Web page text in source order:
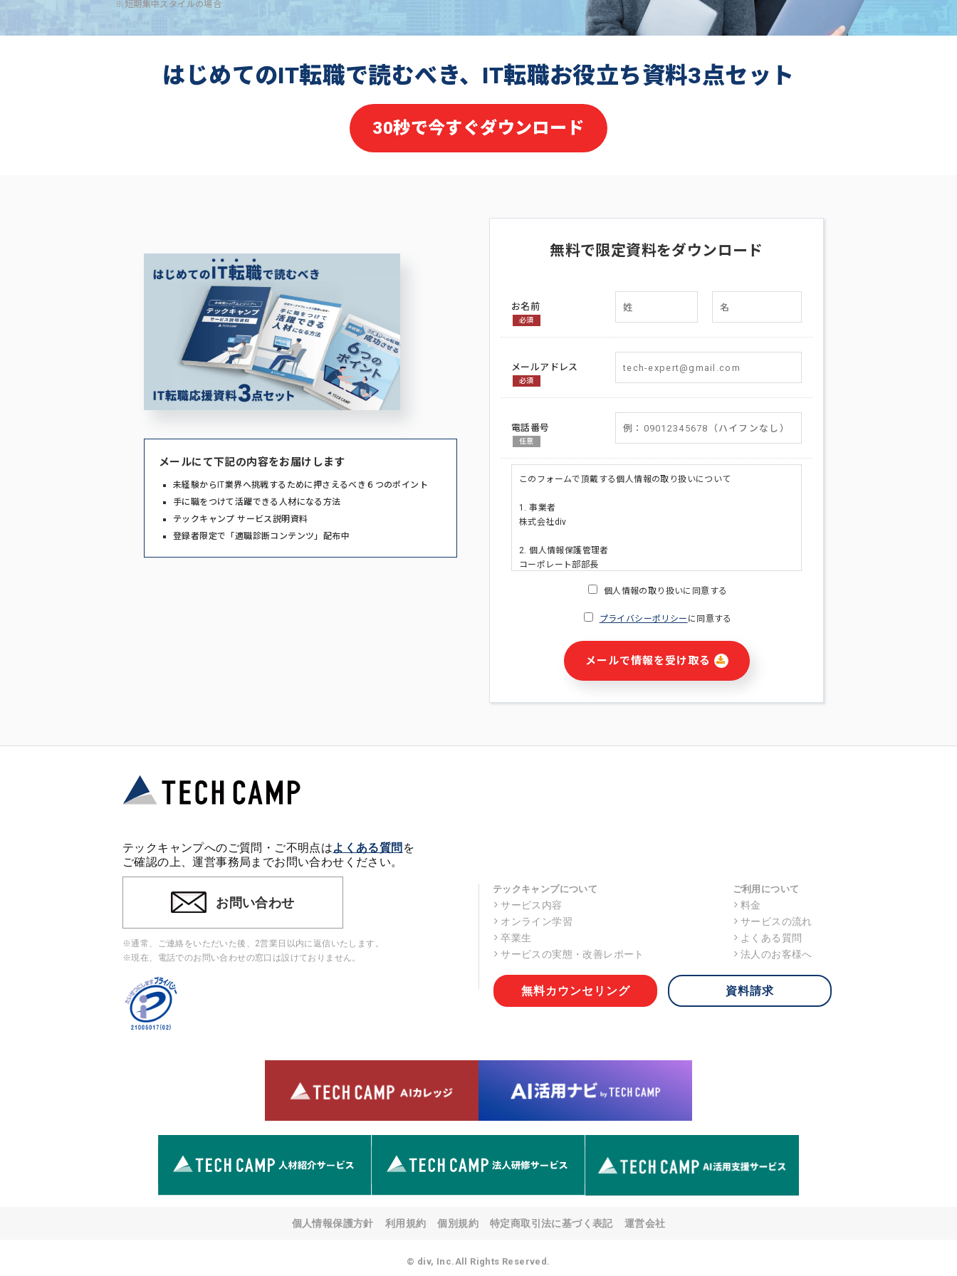
※短期集中スタイルの場合
はじめてのIT転職で読むべき、IT転職お役立ち資料3点セット
30秒で今すぐダウンロード
メールにて下記の内容をお届けします
未経験からIT業界へ挑戦するために押さえるべき６つのポイント
手に職をつけて活躍できる人材になる方法
テックキャンプ サービス説明資料
登録者限定で「適職診断コンテンツ」配布中
無料で限定資料をダウンロード
お名前
必須
メールアドレス
必須
電話番号
任意
このフォームで頂戴する個人情報の取り扱いについて
1. 事業者
株式会社div
2. 個人情報保護管理者
コーポレート部部長
・ご請求された資料の送付のため
・本サービス及び本サービスに関連する情報(当社及び第三者のサー
ビス又は商品等の広告配信・宣伝を含みますが、それらに限定されま
せん)の提供又はそれらに関する連絡のため
5. 個人情報取扱いの委託
当社は事業運営上、前項利用目的の範囲に限って個人情報を外部に委
託することがあります。この場合、個人情報保護水準の高い委託先を
選定し、個人情報の適正管理・機密保持についての契約を交わし、適
6. 個人情報の開示等の請求 ご本人様は、当社に対してご自身の個人
情報の開示等(利用目的の通知、開示、内容の訂正・追加・削除、利
す。ただし、申請が本人確認が不可能な場合や、個人情報保護法の定
す。 なお、アクセスログなどの個人情報以外の情報については、原則
【お問合せ窓口】
株式会社div 個人情報問合せ窓口
〒107-0052 東京都港区赤坂8-4-14 青山タワープレイス6階
メールアドレス:privacy_policy@di-v.co.jp
ご本人様が当社に個人情報を提供されるかどうかは任意によるもので
個人情報の取り扱いに同意する
プライバシーポリシー に同意する
メールで情報を受け取る
テックキャンプへのご質問・ご不明点はよくある質問 を
ご確認の上、運営事務局までお問い合わせください。
お問い合わせ
※通常、ご連絡をいただいた後、2営業日以内に返信いたします。
※現在、電話でのお問い合わせの窓口は設けておりません。
テックキャンプについて
サービス内容
オンライン学習
卒業生
サービスの実態・改善レポート
ご利用について
料金
サービスの流れ
よくある質問
法人のお客様へ
無料カウンセリング 資料請求
個人情報保護方針 利用規約 個別規約 特定商取引法に基づく表記 運営会社
© div, Inc.All Rights Reserved.